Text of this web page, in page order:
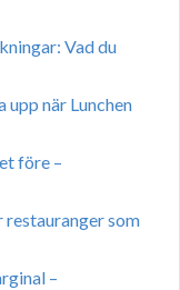
Vad du
när Lunchen
före –
som
–